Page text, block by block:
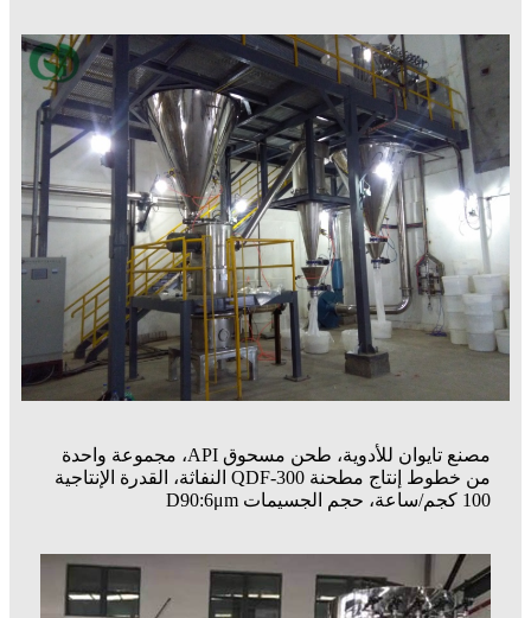
مصنع تايوان للأدوية، طحن مسحوق API، مجموعة واحدة
من خطوط إنتاج مطحنة QDF-300 النفاثة، القدرة الإنتاجية
100 كجم/ساعة، حجم الجسيمات D90:6μm